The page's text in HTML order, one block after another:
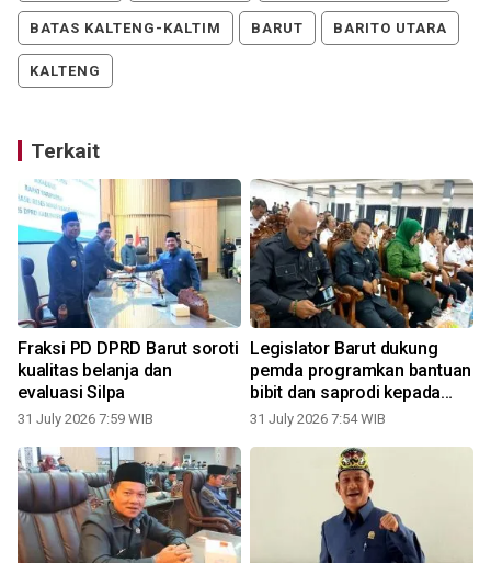
BATAS KALTENG-KALTIM BARUT BARITO UTARA
KALTENG
Terkait
Fraksi PD DPRD Barut soroti
kualitas belanja dan
evaluasi Silpa
31 July 2026 7:59 WIB
Legislator Barut dukung
pemda programkan bantuan
bibit dan saprodi kepada
petani
31 July 2026 7:54 WIB